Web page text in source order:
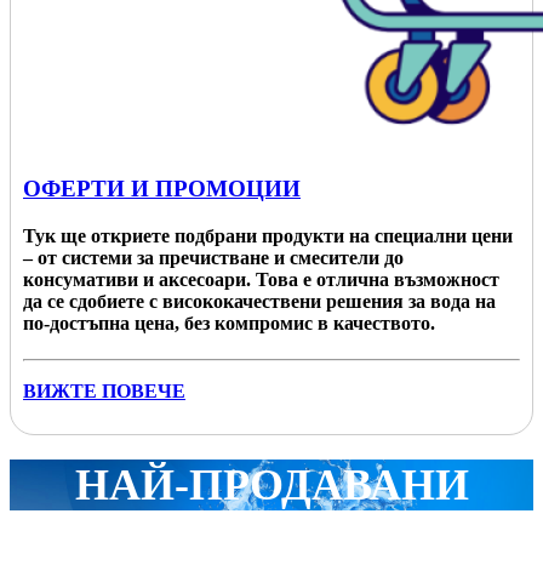
ОФЕРТИ И ПРОМОЦИИ
Тук ще откриете подбрани продукти на специални цени
– от системи за пречистване и смесители до
консумативи и аксесоари. Това е отлична възможност
да се сдобиете с висококачествени решения за вода на
по-достъпна цена, без компромис в качеството.
ВИЖТЕ ПОВЕЧЕ
НАЙ-ПРОДАВАНИ